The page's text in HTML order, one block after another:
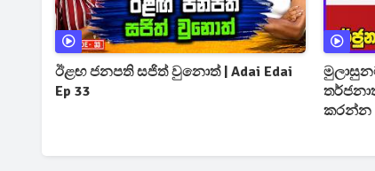
ඊළඟ ජනපති සජිත් වුනොත් | Adai Edai
Ep 33
කරන්න